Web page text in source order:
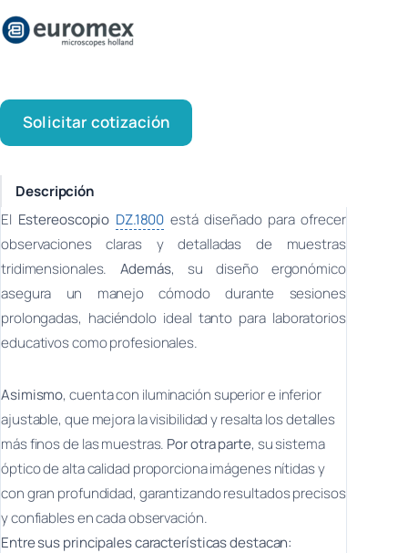
Solicitar cotización
Descripción
El Estereoscopio DZ.1800 está diseñado para ofrecer
observaciones claras y detalladas de muestras
tridimensionales. Además, su diseño ergonómico
asegura un manejo cómodo durante sesiones
prolongadas, haciéndolo ideal tanto para laboratorios
educativos como profesionales.
Asimismo, cuenta con iluminación superior e inferior
ajustable, que mejora la visibilidad y resalta los detalles
más finos de las muestras. Por otra parte, su sistema
óptico de alta calidad proporciona imágenes nítidas y
con gran profundidad, garantizando resultados precisos
y confiables en cada observación.
Entre sus principales características destacan: